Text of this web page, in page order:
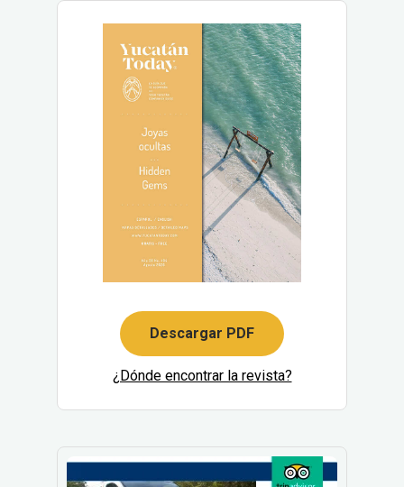
Descargar PDF
¿Dónde encontrar la revista?